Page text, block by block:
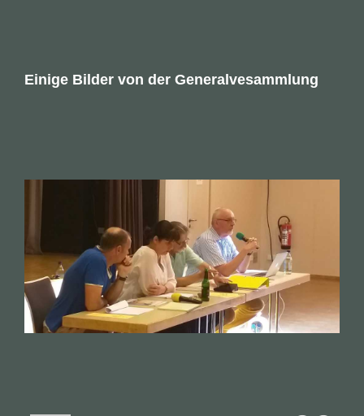
Einige Bilder von der Generalvesammlung